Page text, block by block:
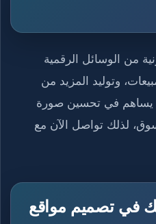
من الوسائل الرقمية
وتوليد المزيد من
يساهم في تحسين صورة
لذلك تواصل الآن مع
في تصميم مواقع